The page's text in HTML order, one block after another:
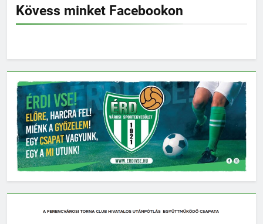
Kövess minket Facebookon